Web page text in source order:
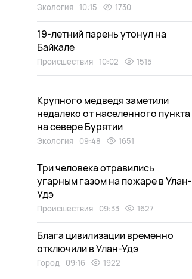
Экология 10:15 1730
19-летний парень утонул на
Байкале
Происшествия 10:02 1515
Крупного медведя заметили
недалеко от населенного пункта
на севере Бурятии
Экология 09:48 1651
Три человека отравились
угарным газом на пожаре в Улан-
Удэ
Происшествия 09:33 1627
Блага цивилизации временно
отключили в Улан-Удэ
Город 09:16 1922